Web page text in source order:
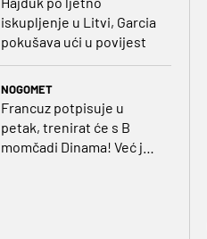
iskupljenje u Litvi, Garcia
pokušava ući u povijest
NOGOMET
Francuz potpisuje u
petak, trenirat će s B
momčadi Dinama! Već je